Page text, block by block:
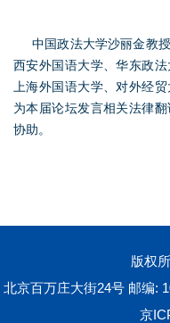
中国政法大学沙丽金教授
西安外国语大学、华东政
上海外国语大学、对外经
为本届论坛发言相关法律
协助。
版权
北京百万庄大街24号 邮编:
京